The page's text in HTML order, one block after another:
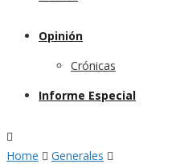
Opinión
Crónicas
Informe Especial
Home
Generales